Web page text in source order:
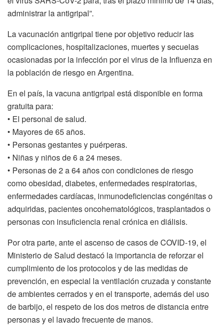
administrar la antigripal”.
La vacunación antigripal tiene por objetivo reducir las
complicaciones, hospitalizaciones, muertes y secuelas
ocasionadas por la infección por el virus de la Influenza en
la población de riesgo en Argentina.
En el país, la vacuna antigripal está disponible en forma
gratuita para:
• El personal de salud.
• Mayores de 65 años.
• Personas gestantes y puérperas.
• Niñas y niños de 6 a 24 meses.
• Personas de 2 a 64 años con condiciones de riesgo
como obesidad, diabetes, enfermedades respiratorias,
enfermedades cardíacas, inmunodeficiencias congénitas o
adquiridas, pacientes oncohematológicos, trasplantados o
personas con insuficiencia renal crónica en diálisis.
Por otra parte, ante el ascenso de casos de COVID-19, el
Ministerio de Salud destacó la importancia de reforzar el
cumplimiento de los protocolos y de las medidas de
prevención, en especial la ventilación cruzada y constante
de ambientes cerrados y en el transporte, además del uso
de barbijo, el respeto de los dos metros de distancia entre
personas y el lavado frecuente de manos.